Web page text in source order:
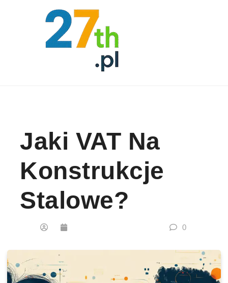
Jaki VAT Na
Konstrukcje
Stalowe?
0